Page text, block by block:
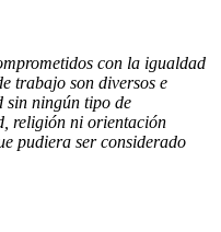
con la igualdad
trabajo son diversos e
sin ningún tipo de
religión ni orientación
pudiera ser considerado